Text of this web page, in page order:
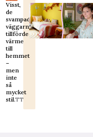
Visst,
de
svampade
väggarna
tillförde
värme
till
hemmet
–
men
inte
så
mycket
stil.TT